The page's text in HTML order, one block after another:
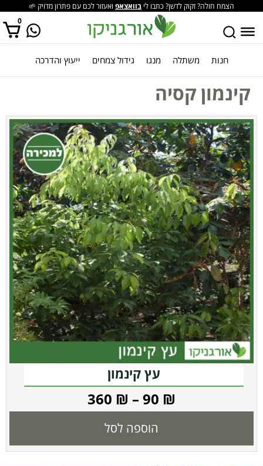
הצמח חולה? זקוק לדשן? כתבו לי בוואצאפ ואעזור לכם עם פתרון מדויק 🌱
0
אין מוצרים בסל הקניות. חנות משתלה מנגו גידול צמחים ייעוץ והדרכה
קינמון קסיה
עץ קינמון
90 ₪
–
360 ₪
הוספה לסל